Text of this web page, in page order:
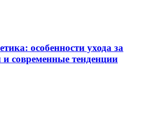
особенности ухода за
современные тенденции